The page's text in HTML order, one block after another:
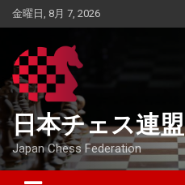
Skip
to
金曜日, 8月 7, 2026
日本チェス連盟
Japan Chess Federation